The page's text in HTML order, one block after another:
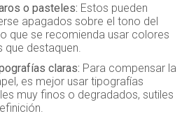
o pasteles: Estos pueden
apagados sobre el tono del
que se recomienda usar colores
destaquen.
claras: Para compensar la
es mejor usar tipografías
muy finos o degradados, sutiles